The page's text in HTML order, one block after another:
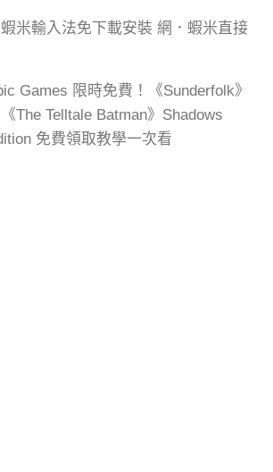
米輸入法免下載安裝 網．蝦米直接
Games 限時免費！《Sunderfolk》
The Telltale Batman》Shadows
免費領取教學一次看